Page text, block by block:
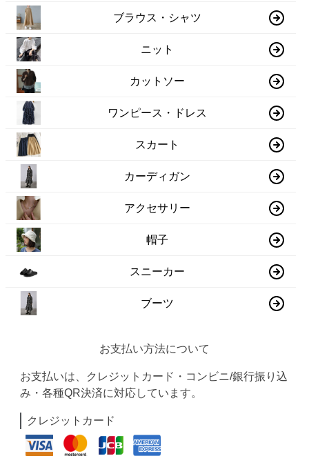
ブラウス・シャツ
ニット
カットソー
ワンピース・ドレス
スカート
カーディガン
アクセサリー
帽子
スニーカー
ブーツ
お支払い方法について
お支払いは、クレジットカード・コンビニ/銀行振り込
み・各種QR決済に対応しています。
クレジットカード